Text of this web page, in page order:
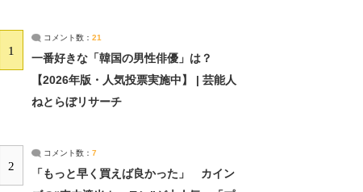
1
コメント数： 21
一番好きな「韓国の男性俳優」は？
【2026年版・人気投票実施中】 | 芸能人
ねとらぼリサーチ
2
コメント数： 7
「もっと早く買えば良かった」 カイン